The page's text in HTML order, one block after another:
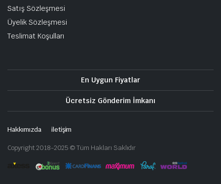
Satış Sözleşmesi
Üyelik Sözleşmesi
Teslimat Koşulları
En Uygun Fiyatlar
Ücretsiz Gönderim İmkanı
Hakkımızda iletişim
Copyright 2018-2025 © Tüm Hakları Saklıdır